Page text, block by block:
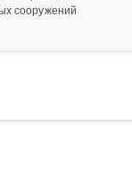
сооружений